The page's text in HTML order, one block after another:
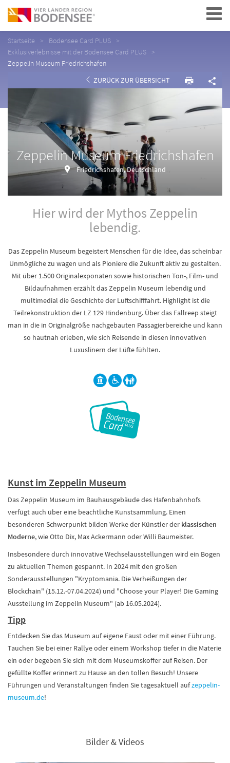
Navigation
Startseite
Bodensee Card PLUS
Exklusiverlebnisse mit der Bodensee Card PLUS
Zeppelin Museum Friedrichshafen
ZURÜCK ZUR ÜBERSICHT
Zeppelin Museum Friedrichshafen
Friedrichshafen, Deutschland
Hier wird der Mythos Zeppelin
lebendig.
Das Zeppelin Museum begeistert Menschen für die Idee, das scheinbar
Unmögliche zu wagen und als Pioniere die Zukunft aktiv zu gestalten.
Mit über 1.500 Originalexponaten sowie historischen Ton-, Film- und
Bildaufnahmen erzählt das Zeppelin Museum lebendig und
multimedial die Geschichte der Luftschifffahrt. Highlight ist die
Teilrekonstruktion der LZ 129 Hindenburg. Über das Fallreep steigt
man in die in Originalgröße nachgebauten Passagierbereiche und kann
so hautnah erleben, wie sich Reisende in diesen innovativen
Luxuslinern der Lüfte fühlten.
Kunst im Zeppelin Museum
Das Zeppelin Museum im Bauhausgebäude des Hafenbahnhofs
verfügt auch über eine beachtliche Kunstsammlung. Einen
besonderen Schwerpunkt bilden Werke der Künstler der klassischen
Moderne, wie Otto Dix, Max Ackermann oder Willi Baumeister.
Insbesondere durch innovative Wechselausstellungen wird ein Bogen
zu aktuellen Themen gespannt. In 2024 mit den großen
Sonderausstellungen "Kryptomania. Die Verheißungen der
Blockchain" (15.12.-07.04.2024) und "Choose your Player! Die Gaming
Ausstellung im Zeppelin Museum" (ab 16.05.2024).
Tipp
Entdecken Sie das Museum auf eigene Faust oder mit einer Führung.
Tauchen Sie bei einer Rallye oder einem Workshop tiefer in die Materie
ein oder begeben Sie sich mit dem Museumskoffer auf Reisen. Der
gefüllte Koffer erinnert zu Hause an den tollen Besuch! Unsere
Führungen und Veranstaltungen finden Sie tagesaktuell aufzeppelin-
museum.de!
Bilder & Videos